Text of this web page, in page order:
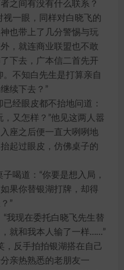
之间有没有什么联系？
一眼，同样对白晓飞的
也带上了几分警惕与玩
，就连商业联盟也不敢
下去，广本信二首先开
。不知白先生是打算亲自
续下去？”
经眼皮都不抬地问道：
又怎样？”他见这两人嚣
座之后便一直大咧咧地
起过眼皮，仿佛桌子的
道：“你要是想入局，
果你替银湖打牌，却得
”
现在委托白晓飞先生替
就和我本人输了一样……”
反手拍拍银湖搭在自己
亲热熟悉的老朋友一